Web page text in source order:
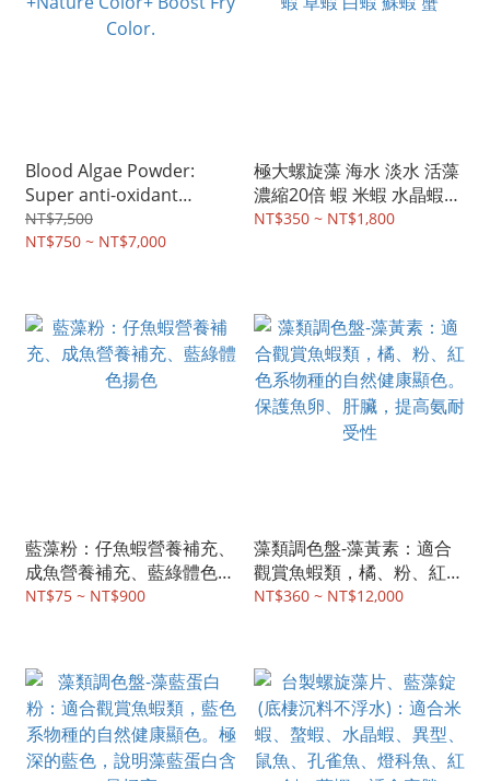
Blood Algae Powder:
Super anti-oxidant
+Nature Color+ Boost Fry
Color.
NT$7,500
NT$750 ~ NT$7,000
極大螺旋藻 海水 淡水 活藻
濃縮20倍 蝦 米蝦 水晶蝦
草蝦 白蝦 蘇蝦 蟹
NT$350 ~ NT$1,800
藍藻粉：仔魚蝦營養補充、
成魚營養補充、藍綠體色揚
色
NT$75 ~ NT$900
藻類調色盤-藻黃素：適合
觀賞魚蝦類，橘、粉、紅色
系物種的自然健康顯色。保
NT$360 ~ NT$12,000